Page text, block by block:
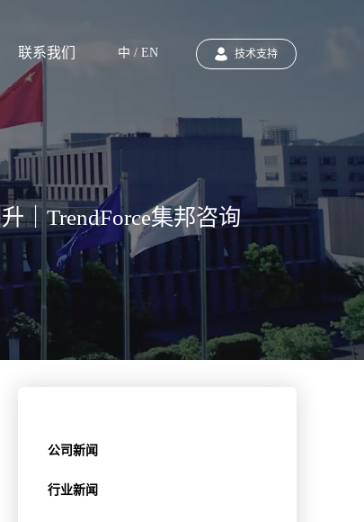
联系我们 中 / EN 技术支持
｜TrendForce集邦咨询
公司新闻
行业新闻